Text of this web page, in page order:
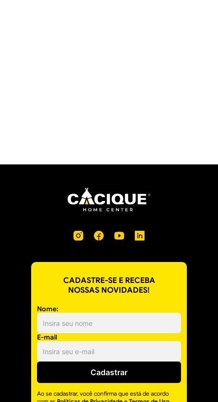
CADASTRE-SE E RECEBA
NOSSAS NOVIDADES!
Nome:
E-mail
Cadastrar
Ao se cadastrar, você confirma que está de acordo